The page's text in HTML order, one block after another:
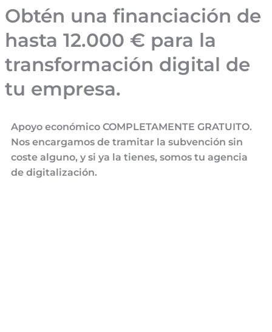
Obtén una financiación de
hasta 12.000 € para la
transformación digital de
tu empresa.
Apoyo económico COMPLETAMENTE GRATUITO.
Nos encargamos de tramitar la subvención sin
coste alguno, y si ya la tienes, somos tu agencia
de digitalización.